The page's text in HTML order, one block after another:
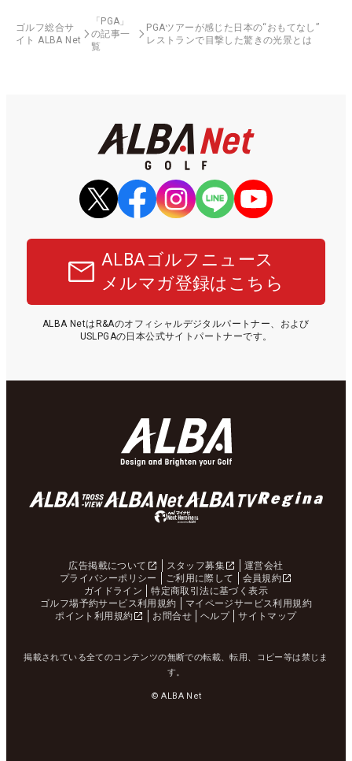
ゴルフ総合サ
イト ALBA Net
「PGA」
の記事一
覧
PGAツアーが感じた日本の“おもてなし”
レストランで目撃した驚きの光景とは
ALBAゴルフニュース
メルマガ登録はこちら
ALBA NetはR&Aのオフィシャルデジタルパートナー、および
USLPGAの日本公式サイトパートナーです。
広告掲載について スタッフ募集
運営会社
プライバシーポリシー
ご利用に際して
会員規約
ガイドライン
特定商取引法に基づく表示
ゴルフ場予約サービス利用規約
マイページサービス利用規約
ポイント利用規約
お問合せ ヘルプ サイトマップ
掲載されている全てのコンテンツの無断での転載、転用、コピー等は禁じま
す。
© ALBA Net